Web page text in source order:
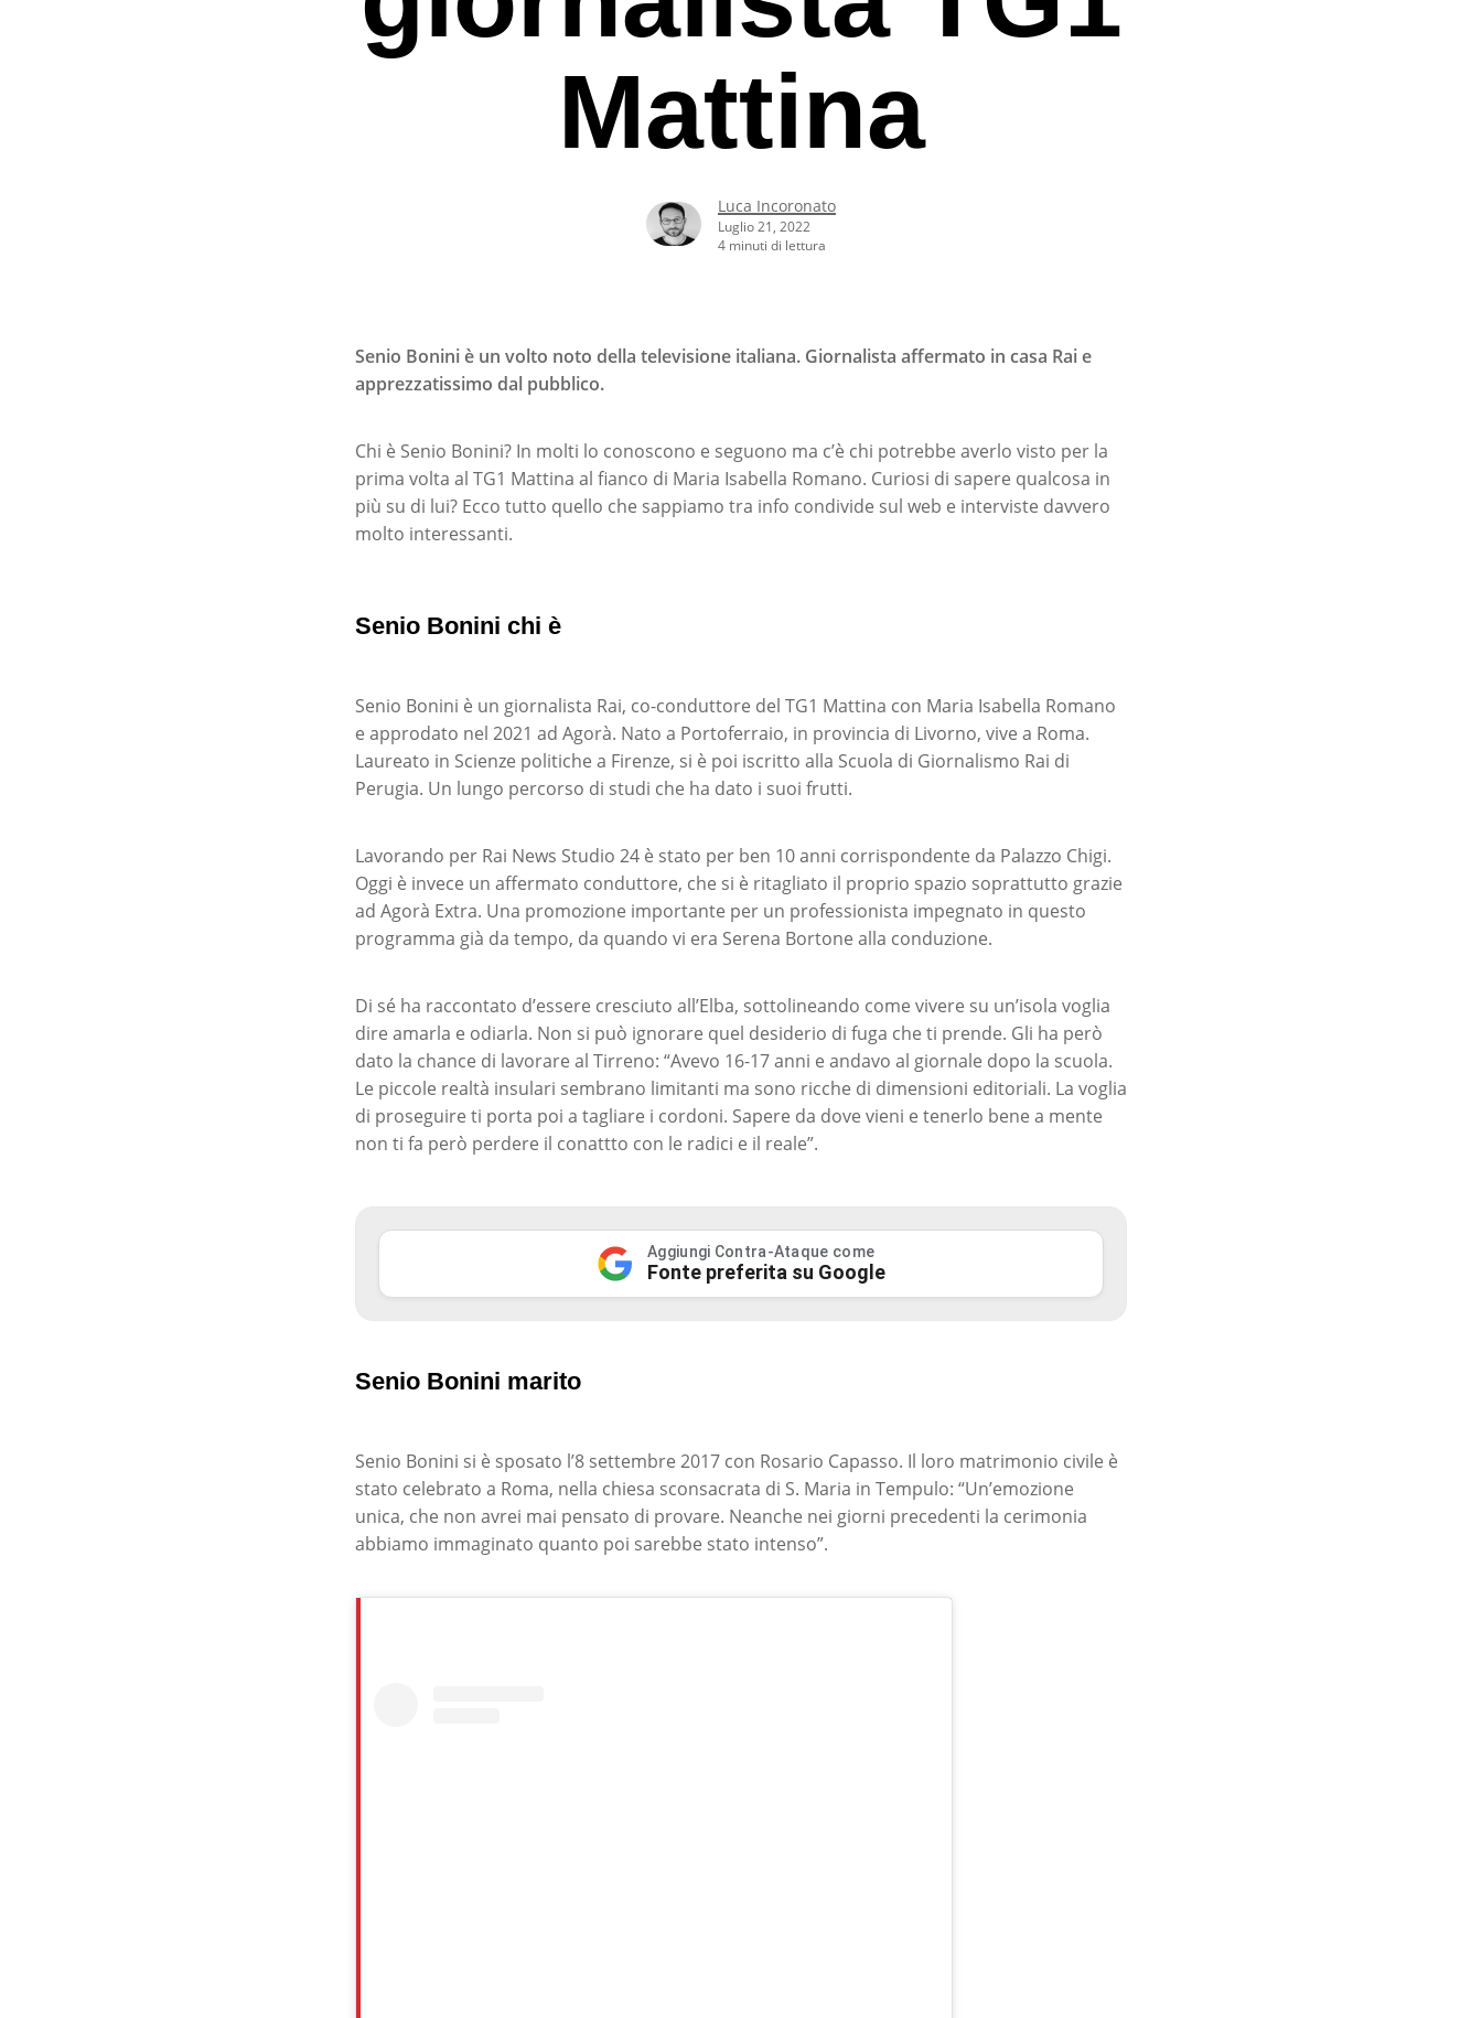
Premi invio per cercare o ESC per uscire
Mattina
Luca Incoronato
Luglio 21, 2022
4 minuti di lettura
Senio Bonini è un volto noto della televisione italiana. Giornalista affermato in casa Rai e
apprezzatissimo dal pubblico.
Chi è Senio Bonini? In molti lo conoscono e seguono ma c’è chi potrebbe averlo visto per la
prima volta al TG1 Mattina al fianco di Maria Isabella Romano. Curiosi di sapere qualcosa in
più su di lui? Ecco tutto quello che sappiamo tra info condivide sul web e interviste davvero
molto interessanti.
Senio Bonini chi è
Senio Bonini è un giornalista Rai, co-conduttore del TG1 Mattina con Maria Isabella Romano
e approdato nel 2021 ad Agorà. Nato a Portoferraio, in provincia di Livorno, vive a Roma.
Laureato in Scienze politiche a Firenze, si è poi iscritto alla Scuola di Giornalismo Rai di
Perugia. Un lungo percorso di studi che ha dato i suoi frutti.
Lavorando per Rai News Studio 24 è stato per ben 10 anni corrispondente da Palazzo Chigi.
Oggi è invece un affermato conduttore, che si è ritagliato il proprio spazio soprattutto grazie
ad Agorà Extra. Una promozione importante per un professionista impegnato in questo
programma già da tempo, da quando vi era Serena Bortone alla conduzione.
Di sé ha raccontato d’essere cresciuto all’Elba, sottolineando come vivere su un’isola voglia
dire amarla e odiarla. Non si può ignorare quel desiderio di fuga che ti prende. Gli ha però
dato la chance di lavorare al Tirreno: “Avevo 16-17 anni e andavo al giornale dopo la scuola.
Le piccole realtà insulari sembrano limitanti ma sono ricche di dimensioni editoriali. La voglia
di proseguire ti porta poi a tagliare i cordoni. Sapere da dove vieni e tenerlo bene a mente
non ti fa però perdere il conattto con le radici e il reale”.
Aggiungi Contra-Ataque come
Fonte preferita su Google
Senio Bonini marito
Senio Bonini si è sposato l’8 settembre 2017 con Rosario Capasso. Il loro matrimonio civile è
stato celebrato a Roma, nella chiesa sconsacrata di S. Maria in Tempulo: “Un’emozione
unica, che non avrei mai pensato di provare. Neanche nei giorni precedenti la cerimonia
abbiamo immaginato quanto poi sarebbe stato intenso”.